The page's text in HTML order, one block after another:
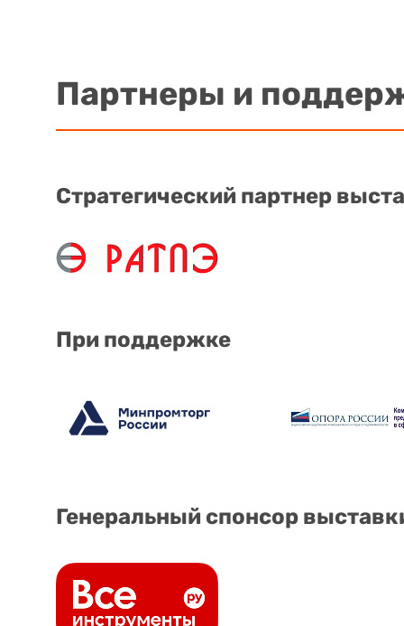
Партнеры и
Стратегический партнер
При поддержке
Генеральный спонсор